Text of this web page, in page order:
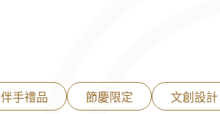
伴手禮品 節慶限定 文創設計